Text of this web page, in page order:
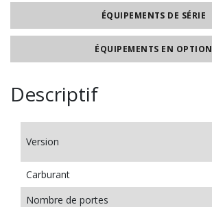
ÉQUIPEMENTS DE SÉRIE
ÉQUIPEMENTS EN OPTION
Descriptif
Version
Carburant
Nombre de portes